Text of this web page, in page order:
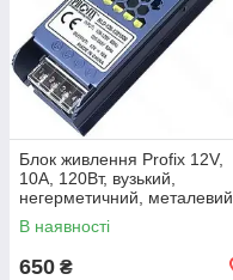
Блок живлення Profix 12V,
10A, 120Вт, вузький,
негерметичний, металевий
корпус
В наявності
650 ₴